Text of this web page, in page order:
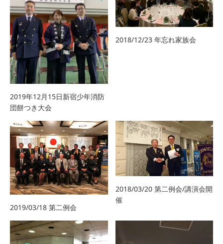
2019年12月15日新宿少年消防
団餅つき大会
2018/12/23 年忘れ家族会
2019/03/18 第二例会
2018/03/20 第二例会/講演会開
催